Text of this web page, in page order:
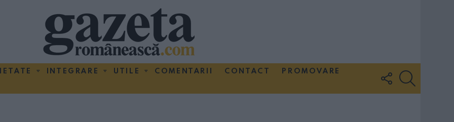
INTEGRARE UTILE COMENTARII CONTACT
PROMOVARE
FOLLOW
US